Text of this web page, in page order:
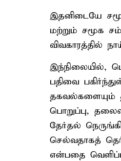
இதனிடையே
மற்றும் சமூக
விவகாரத்தில்
இந்நிலையில்,
பதிவை
தகவல்களையும்
பொறுப்பு,
தேர்தல்
செல்வதாகத்
என்பதை